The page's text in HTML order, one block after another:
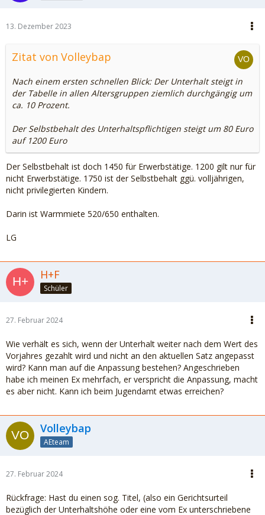
13. Dezember 2023
Zitat von Volleybap
Nach einem ersten schnellen Blick: Der Unterhalt steigt in
der Tabelle in allen Altersgruppen ziemlich durchgängig um
ca. 10 Prozent.
Der Selbstbehalt des Unterhaltspflichtigen steigt um 80 Euro
auf 1200 Euro
Der Selbstbehalt ist doch 1450 für Erwerbstätige. 1200 gilt nur für
nicht Erwerbstätige. 1750 ist der Selbstbehalt ggü. volljährigen,
nicht privilegierten Kindern.
Darin ist Warmmiete 520/650 enthalten.
LG
H+F
Schüler
27. Februar 2024
Wie verhält es sich, wenn der Unterhalt weiter nach dem Wert des
Vorjahres gezahlt wird und nicht an den aktuellen Satz angepasst
wird? Kann man auf die Anpassung bestehen? Angeschrieben
habe ich meinen Ex mehrfach, er verspricht die Anpassung, macht
es aber nicht. Kann ich beim Jugendamt etwas erreichen?
Volleybap
AEteam
27. Februar 2024
Rückfrage: Hast du einen sog. Titel, (also ein Gerichtsurteil
bezüglich der Unterhaltshöhe oder eine vom Ex unterschriebene